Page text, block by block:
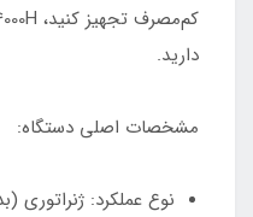
دارید.
مشخصات اصلی دستگاه:
نوع عملکرد: ژنراتوری